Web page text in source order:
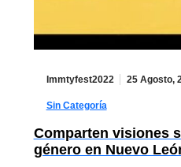
Immtyfest2022 25 Agosto,
Sin Categoría
Comparten visiones
género en Nuevo